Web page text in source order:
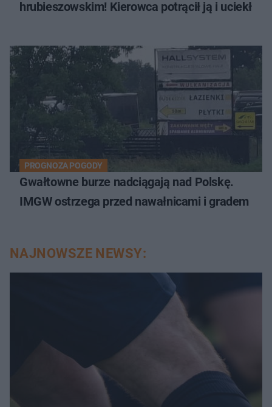
hrubieszowskim! Kierowca potrącił ją i uciekł
PROGNOZA POGODY
Gwałtowne burze nadciągają nad Polskę.
IMGW ostrzega przed nawałnicami i gradem
NAJNOWSZE NEWSY: